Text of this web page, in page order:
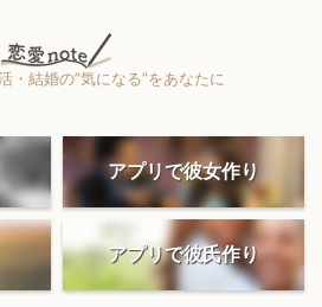
・結婚の”気になる”をあなたに
アプリで彼女作り
アプリで彼氏作り